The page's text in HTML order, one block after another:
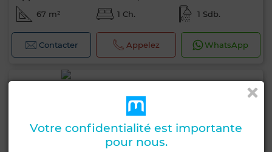
67 m² 1 Ch. 1 Sdb.
Contacter Appelez WhatsApp
Votre confidentialité est importante
pour nous.